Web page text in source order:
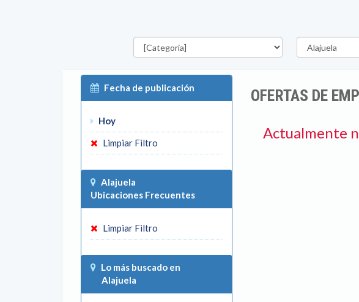
Categorías Provincia
Fecha de publicación
Hoy
Limpiar Filtro
Alajuela
Ubicaciones Frecuentes
Limpiar Filtro
Lo más buscado en
Alajuela
OFERTAS DE
Actualmente